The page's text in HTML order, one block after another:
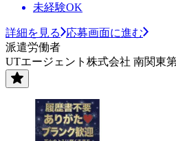
未経験OK
詳細を見る
応募画面に進む
派遣労働者
UTエージェント株式会社 南関東